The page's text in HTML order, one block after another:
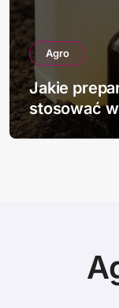
w rolnictwie